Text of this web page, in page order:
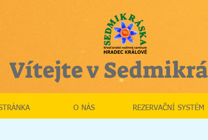
Vítejte v
O NÁS REZERVAČNÍ SYSTÉM